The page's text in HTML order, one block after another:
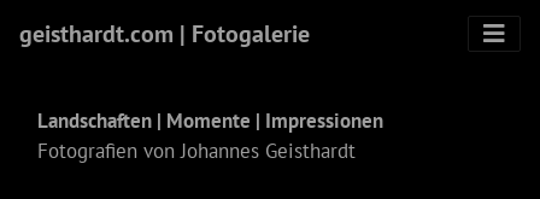
geisthardt.com | Fotogalerie
Landschaften | Momente | Impressionen
Fotografien von Johannes Geisthardt